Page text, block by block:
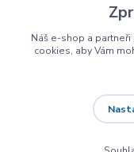
Největší prodejce
Náš e-shop a
cookies, aby Vám